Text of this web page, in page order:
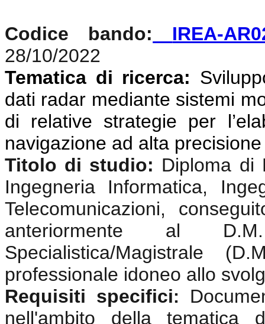
Codice bando:
IREA-
28/10/2022
Tematica di ricerca:
dati radar mediante sistemi
di relative strategie per
navigazione ad alta
Titolo di studio: Diploma di
Ingegneria Informatica,
Telecomunicazioni,
anteriormente al
Specialistica/Magistrale
professionale idoneo allo
Requisiti specifici:
nell'ambito della